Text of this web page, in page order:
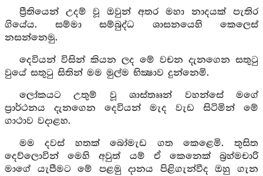
ප්‍රීතියෙන් උදම් වූ ඔවුන් අතර මහා නාදයක් පැතිර
ගියේය. සම්මා සම්බුද්ධ ශාසනයෙහි කෙලෙස්
නසන්නෙමු.
දෙවියන් විසින් කියන ලද මේ වචන දැනගෙන සතුටු
වුයේ සතුටු සිතින් මම මුල්ම භික්‍ෂාව දුන්නෙමි.
ලෝකයට උතුම් වූ ශාස්තෲන් වහන්සේ මගේ
ප්‍රාර්ථනය දැනගෙන දෙවියන් මැද වැඩ සිටිමින් මේ
ගාථාව වදාළහ.
මම දවස් හතක් බෝමැඩ ගත කෙළෙමි. තුසිත
දෙව්ලොවින් මෙහි අවුත් යම් ඒ කෙනෙක් බ්‍රහ්මචාරි
මාගේ යැපීමට මේ පළමු දානය පිළිගැන්වීද ඔහු ගැන